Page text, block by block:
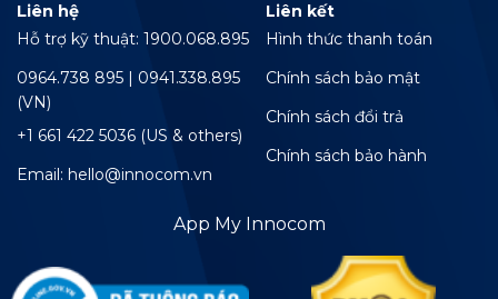
Liên hệ
Hỗ trợ kỹ thuật: 1900.068.895
0964.738 895 | 0941.338.895
(VN)
+1 661 422 5036 (US & others)
Email: hello@innocom.vn
Liên kết
Hình thức thanh toán
Chính sách bảo mật
Chính sách đổi trả
Chính sách bảo hành
App My Innocom